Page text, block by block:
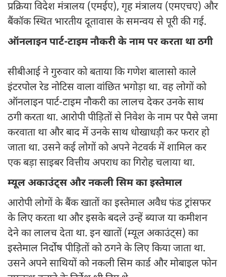
प्रक्रिया विदेश मंत्रालय (एमईए), गृह मंत्रालय (एमएचए) और
बैंकॉक स्थित भारतीय दूतावास के समन्वय से पूरी की गई.
ऑनलाइन पार्ट-टाइम नौकरी के नाम पर करता था ठगी
सीबीआई ने गुरुवार को बताया कि गणेश बालासो काले
इंटरपोल रेड नोटिस वाला वांछित भगोड़ा था. वह लोगों को
ऑनलाइन पार्ट-टाइम नौकरी का लालच देकर उनके साथ
ठगी करता था. आरोपी पीड़ितों से निवेश के नाम पर पैसे जमा
करवाता था और बाद में उनके साथ धोखाधड़ी कर फरार हो
जाता था. उसने कई लोगों को अपने नेटवर्क में शामिल कर
एक बड़ा साइबर वित्तीय अपराध का गिरोह चलाया था.
म्यूल अकाउंट्स और नकली सिम का इस्तेमाल
आरोपी लोगों के बैंक खातों का इस्तेमाल अवैध फंड ट्रांसफर
के लिए करता था और इसके बदले उन्हें ब्याज या कमीशन
देने का लालच देता था. इन खातों (म्यूल अकाउंट्स) का
इस्तेमाल निर्दोष पीड़ितों को ठगने के लिए किया जाता था.
उसने अपने साथियों को नकली सिम कार्ड और मोबाइल फोन